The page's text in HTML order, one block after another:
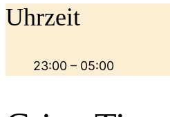
Uhrzeit
23:00 – 05:00